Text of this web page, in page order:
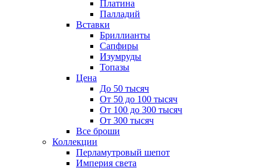
Платина
Палладий
Вставки
Бриллианты
Сапфиры
Изумруды
Топазы
Цена
До 50 тысяч
От 50 до 100 тысяч
От 100 до 300 тысяч
От 300 тысяч
Все броши
Коллекции
Перламутровый шепот
Империя света